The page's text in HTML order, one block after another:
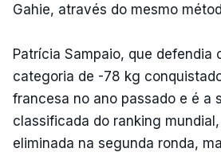
Gahie, através do mesmo
Patrícia Sampaio, que defendia
categoria de -78 kg
francesa no ano passado e é a
classificada do ranking
eliminada na segunda ronda,